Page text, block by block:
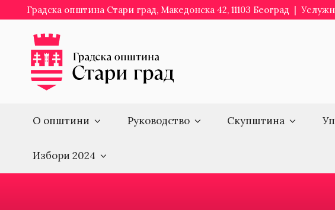
to
content
Градска општина Стари град, Македонска 42, 11103 Београд |
О општини Руководство Скупштина
Избори 2024